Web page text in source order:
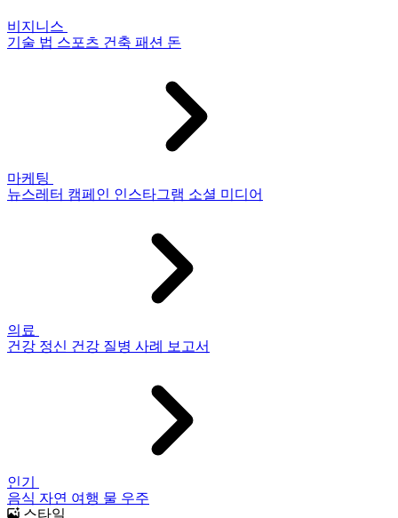
비지니스
기술 법 스포츠 건축 패션 돈
마케팅
뉴스레터 캠페인 인스타그램 소셜 미디어
의료
건강 정신 건강 질병 사례 보고서
인기
음식 자연 여행 물 우주
스타일